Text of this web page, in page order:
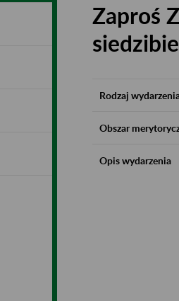
Zaproś
Rodzaj
Obszar
Opis wydarzenia